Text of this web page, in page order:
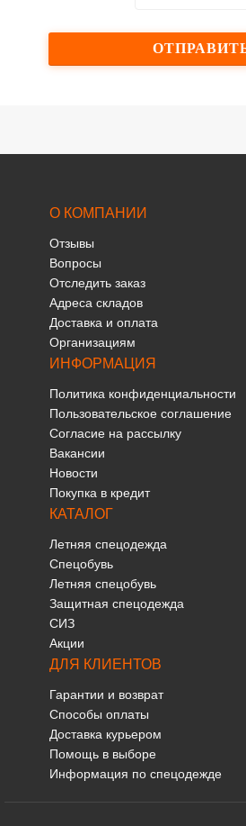
О КОМПАНИИ
Отзывы
Вопросы
Отследить заказ
Адреса складов
Доставка и оплата
Организациям
ИНФОРМАЦИЯ
Политика конфиденциальности
Пользовательское соглашение
Согласие на рассылку
Вакансии
Новости
Покупка в кредит
КАТАЛОГ
Летняя спецодежда
Спецобувь
Летняя спецобувь
Защитная спецодежда
СИЗ
Акции
ДЛЯ КЛИЕНТОВ
Гарантии и возврат
Способы оплаты
Доставка курьером
Помощь в выборе
Информация по спецодежде